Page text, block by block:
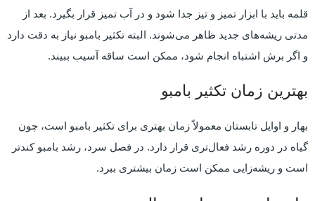
قلمه باید با ابزار تمیز و تیز جدا شود و در آب تمیز قرار بگیرد. بعد از
مدتی ریشه‌های جدید ظاهر می‌شوند. البته تکثیر بامبو نیاز به دقت دارد
و اگر برش اشتباه انجام شود، ممکن است ساقه آسیب ببیند.
بهترین زمان تکثیر بامبو
بهار و اوایل تابستان معمولاً زمان بهتری برای تکثیر بامبو است، چون
گیاه در دوره رشد فعال‌تری قرار دارد. در فصل سرد، رشد بامبو کندتر
است و ریشه‌زایی ممکن است زمان بیشتری ببرد.